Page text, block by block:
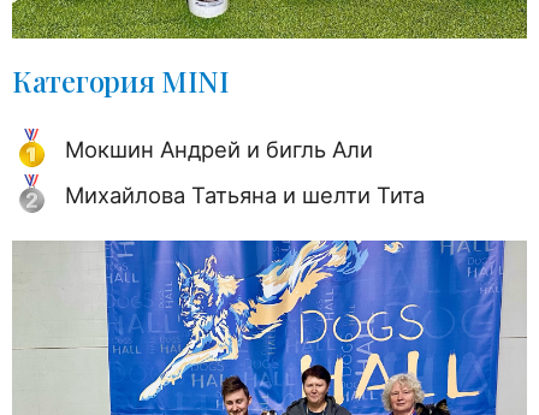
Категория MINI
Мокшин Андрей и бигль Али
Михайлова Татьяна и шелти Тита